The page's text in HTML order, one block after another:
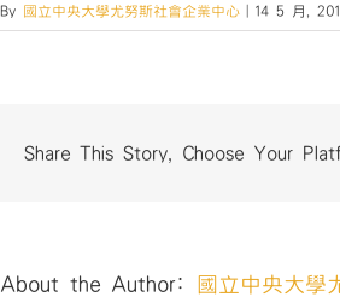
By 國立中央大學尤努斯社會企業中心 14 5 月,
Share This Story, Choose Your
About the Author: 國立中央大學